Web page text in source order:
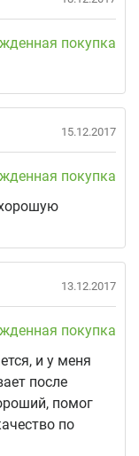
покупка
15.12.2017
покупка
13.12.2017
покупка
и у меня
после
помог
по